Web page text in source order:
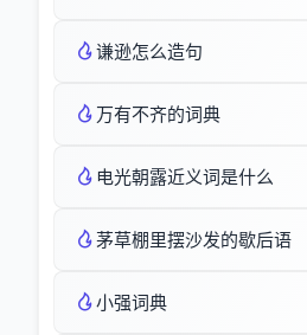
谦逊怎么造句
万有不齐的词典
电光朝露近义词是什么
茅草棚里摆沙发的歇后语
小强词典